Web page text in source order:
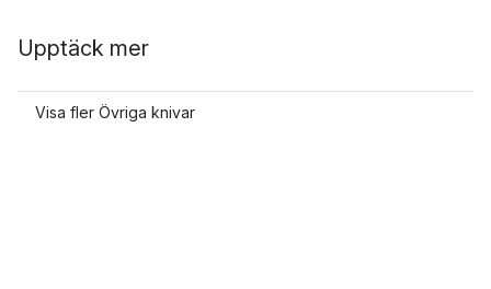
Upptäck mer
Visa fler Övriga knivar